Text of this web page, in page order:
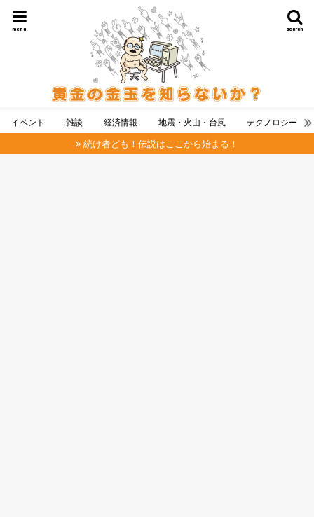
search
menu
イベント 雑談 経済情報 地震・火山・台風 テクノロジー
続け者ども！伝説はここから始まる！